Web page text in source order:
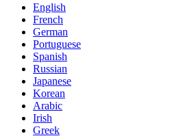
English
French
German
Portuguese
Spanish
Russian
Japanese
Korean
Arabic
Irish
Greek